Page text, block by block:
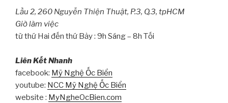
Lầu 2, 260 Nguyễn Thiện Thuật, P.3, Q.3, tpHCM
Giờ làm việc
từ thứ Hai đến thứ Bảy : 9h Sáng – 8h Tối
Liên Kết Nhanh
facebook: Mỹ Nghệ Ốc Biển
youtube: NCC Mỹ Nghệ Ốc Biển
website : MyNgheOcBien.com